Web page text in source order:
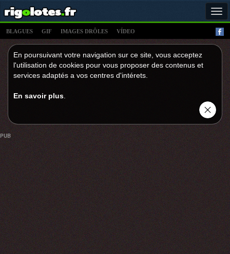
BLAGUES GIF IMAGES DRÔLES VÍDEO
En poursuivant votre navigation sur ce site, vous acceptez
l'utilisation de cookies pour vous proposer des contenus et
services adaptés a vos centres d'intérets.
En savoir plus
PUB